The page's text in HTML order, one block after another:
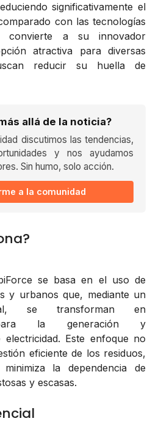
significativamente el
con las tecnologías
convierte a su innovador
atractiva para diversas
reducir su huella de
allá de la noticia?
discutimos las tendencias,
y nos ayudamos
Sin humo, solo acción.
a la comunidad
se basa en el uso de
y urbanos que, mediante un
se transforman en
para la generación y
electricidad. Este enfoque no
eficiente de los residuos,
la dependencia de
y escasas.